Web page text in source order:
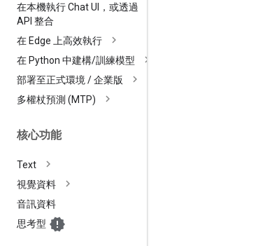
在本機執行 Chat UI，或透過
API 整合
在 Edge 上高效執行
在 Python 中建構/訓練模型
部署至正式環境 /企業版
多權杖預測 (MTP)
核心功能
Text
視覺資料
音訊資料
思考型